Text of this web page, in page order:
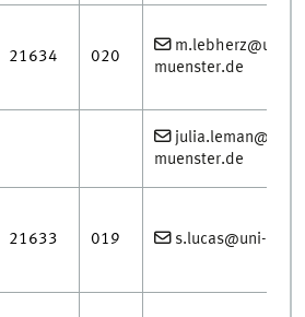
21634 020
m.lebherz@uni-
muenster.de
julia.leman@uni-
muenster.de
21633 019 s.lucas@uni-